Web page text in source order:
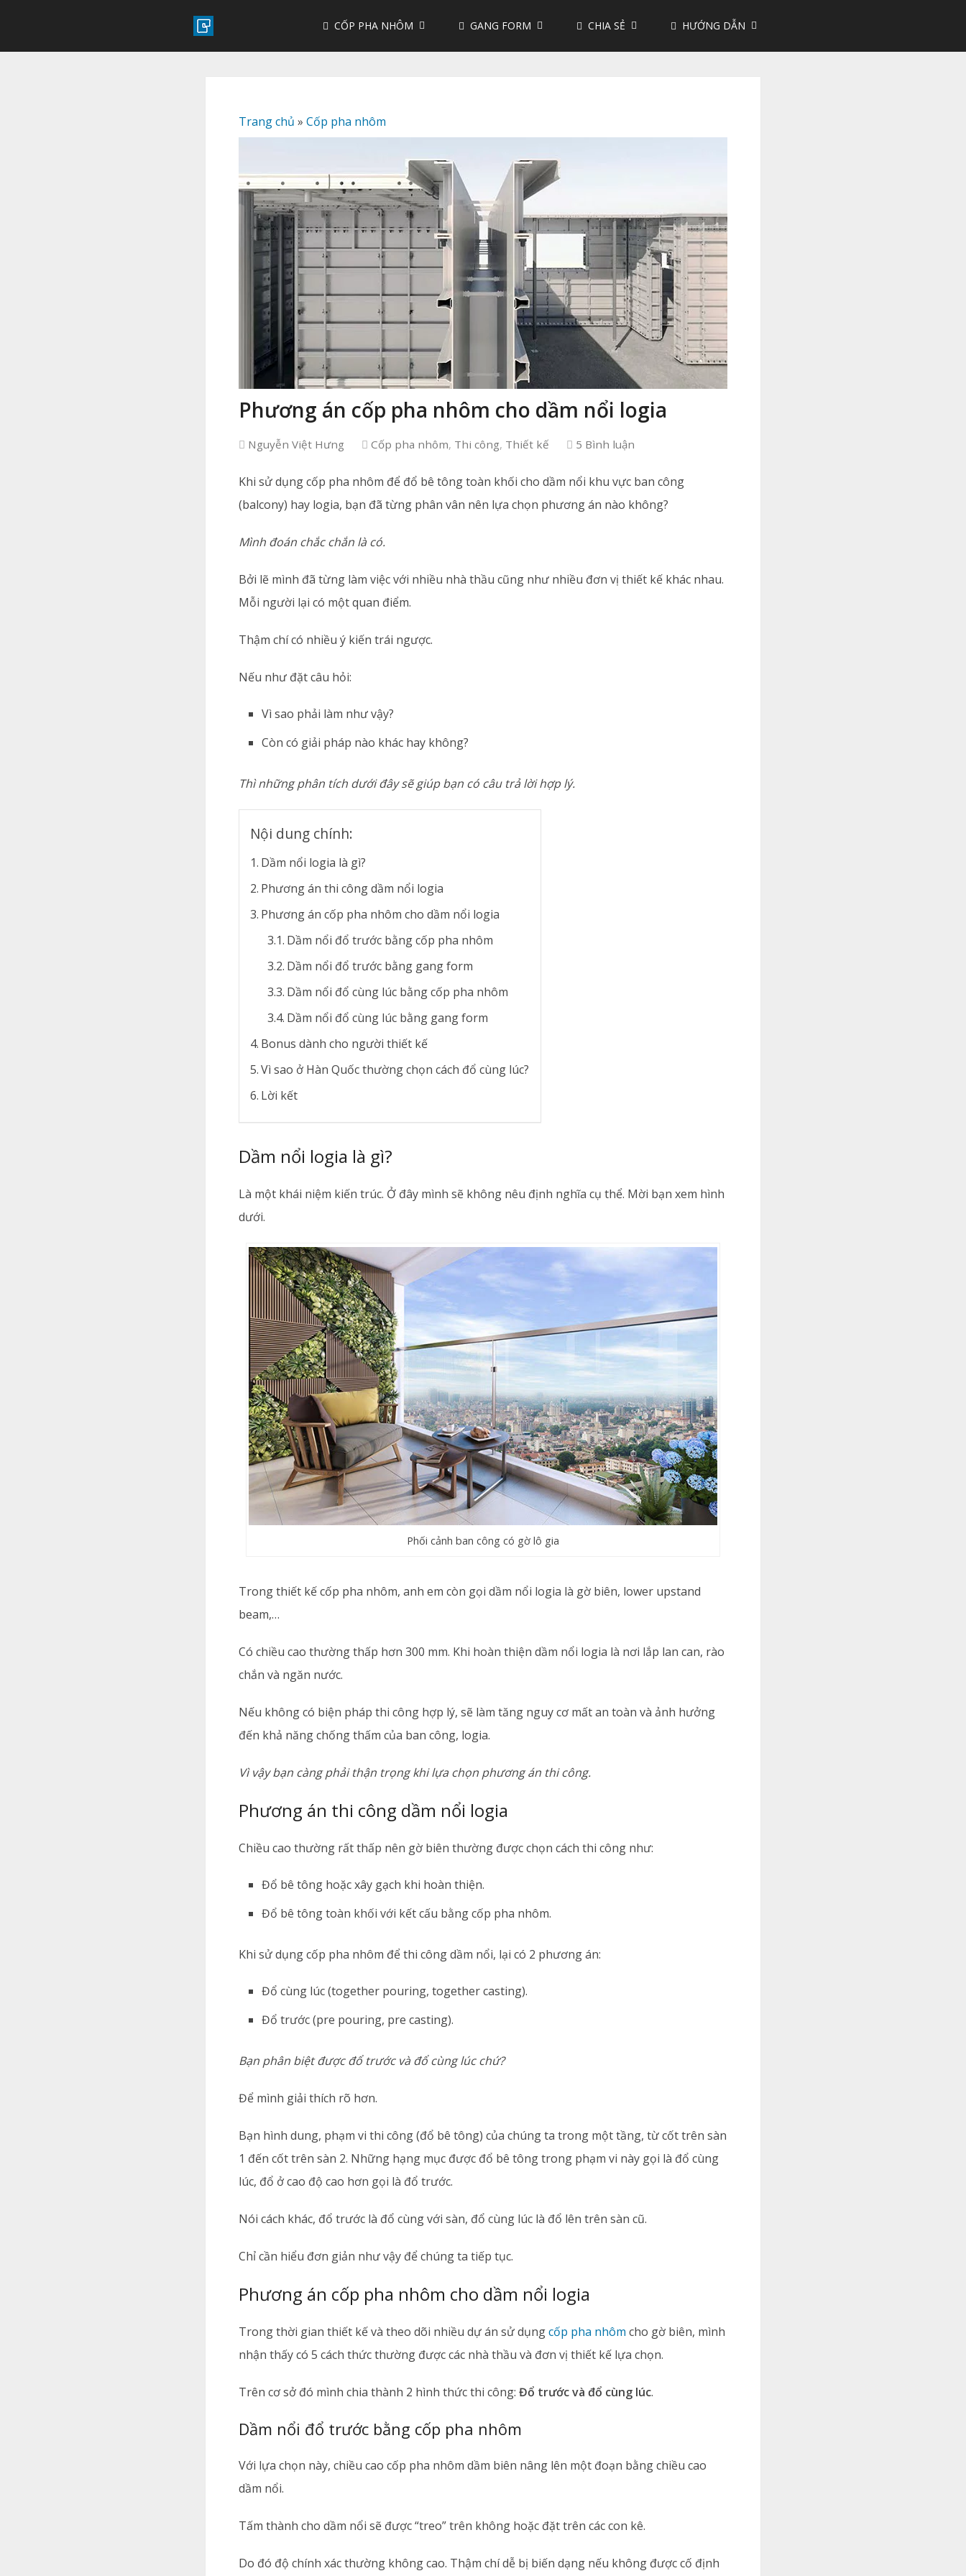
CỐP PHA NHÔM GANG FORM CHIA SẺ HƯỚNG DẪN
Trang chủ »Cốp pha nhôm
Phương án cốp pha nhôm cho dầm nổi logia
Nguyễn Việt Hưng Cốp pha nhôm, Thi công, Thiết kế 5 Bình luận
Khi sử dụng cốp pha nhôm để đổ bê tông toàn khối cho dầm nổi khu vực ban công
(balcony) hay logia, bạn đã từng phân vân nên lựa chọn phương án nào không?
Mình đoán chắc chắn là có.
Bởi lẽ mình đã từng làm việc với nhiều nhà thầu cũng như nhiều đơn vị thiết kế khác nhau.
Mỗi người lại có một quan điểm.
Thậm chí có nhiều ý kiến trái ngược.
Nếu như đặt câu hỏi:
Vì sao phải làm như vậy?
Còn có giải pháp nào khác hay không?
Thì những phân tích dưới đây sẽ giúp bạn có câu trả lời hợp lý.
Nội dung chính:
Dầm nổi logia là gì?
Phương án thi công dầm nổi logia
Phương án cốp pha nhôm cho dầm nổi logia
Dầm nổi đổ trước bằng cốp pha nhôm
Dầm nổi đổ trước bằng gang form
Dầm nổi đổ cùng lúc bằng cốp pha nhôm
Dầm nổi đổ cùng lúc bằng gang form
Bonus dành cho người thiết kế
Vì sao ở Hàn Quốc thường chọn cách đổ cùng lúc?
Lời kết
Dầm nổi logia là gì?
Là một khái niệm kiến trúc. Ở đây mình sẽ không nêu định nghĩa cụ thể. Mời bạn xem hình
dưới.
Phối cảnh ban công có gờ lô gia
Trong thiết kế cốp pha nhôm, anh em còn gọi dầm nổi logia là gờ biên, lower upstand
beam,…
Có chiều cao thường thấp hơn 300 mm. Khi hoàn thiện dầm nổi logia là nơi lắp lan can, rào
chắn và ngăn nước.
Nếu không có biện pháp thi công hợp lý, sẽ làm tăng nguy cơ mất an toàn và ảnh hưởng
đến khả năng chống thấm của ban công, logia.
Vì vậy bạn càng phải thận trọng khi lựa chọn phương án thi công.
Phương án thi công dầm nổi logia
Chiều cao thường rất thấp nên gờ biên thường được chọn cách thi công như:
Đổ bê tông hoặc xây gạch khi hoàn thiện.
Đổ bê tông toàn khối với kết cấu bằng cốp pha nhôm.
Khi sử dụng cốp pha nhôm để thi công dầm nổi, lại có 2 phương án:
Đổ cùng lúc (together pouring, together casting).
Đổ trước (pre pouring, pre casting).
Bạn phân biệt được đổ trước và đổ cùng lúc chứ?
Để mình giải thích rõ hơn.
Bạn hình dung, phạm vi thi công (đổ bê tông) của chúng ta trong một tầng, từ cốt trên sàn
1 đến cốt trên sàn 2. Những hạng mục được đổ bê tông trong phạm vi này gọi là đổ cùng
lúc, đổ ở cao độ cao hơn gọi là đổ trước.
Nói cách khác, đổ trước là đổ cùng với sàn, đổ cùng lúc là đổ lên trên sàn cũ.
Chỉ cần hiểu đơn giản như vậy để chúng ta tiếp tục.
Phương án cốp pha nhôm cho dầm nổi logia
Trong thời gian thiết kế và theo dõi nhiều dự án sử dụngcốp pha nhôm cho gờ biên, mình
nhận thấy có 5 cách thức thường được các nhà thầu và đơn vị thiết kế lựa chọn.
Trên cơ sở đó mình chia thành 2 hình thức thi công:Đổ trước và đổ cùng lúc.
Dầm nổi đổ trước bằng cốp pha nhôm
Với lựa chọn này, chiều cao cốp pha nhôm dầm biên nâng lên một đoạn bằng chiều cao
dầm nổi.
Tấm thành cho dầm nổi sẽ được “treo” trên không hoặc đặt trên các con kê.
Do đó độ chính xác thường không cao. Thậm chí dễ bị biến dạng nếu không được cố định